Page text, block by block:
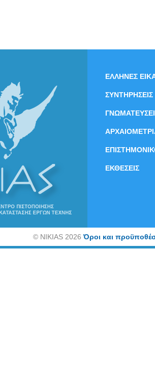
ΕΛΛΗΝΕΣ
ΣΥΝΤΗΡΗΣΕΙΣ
ΕΚΘΕΣΕΙΣ
©NIKIAS 2026Όροι και